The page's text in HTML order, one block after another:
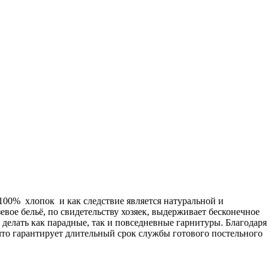
хлопок и как следствие является натуральной и
бельё, по свидетельству хозяек, выдерживает бесконечное
как парадные, так и повседневные гарнитуры. Благодаря
гарантирует длительный срок службы готового постельного